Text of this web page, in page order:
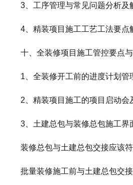
3、工序管理与常见问题分析及
4、精装项目施工工艺工法要点
十、全装修项目施工管控要点与
1、全装修开工前的进度计划管
2、精装项目施工的项目启动会
3、土建总包与装修总包施工界
装修总包与土建总包交接应该符
批量装修施工前与土建总包交接